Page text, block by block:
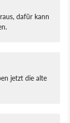
dafür kann
jetzt die alte